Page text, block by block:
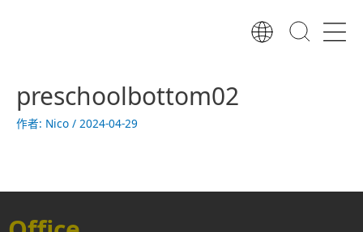
preschoolbottom02
作者: Nico / 2024-04-29